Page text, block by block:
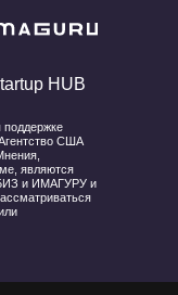
HUB
поддержке
США
являются
и ИМАГУРУ и